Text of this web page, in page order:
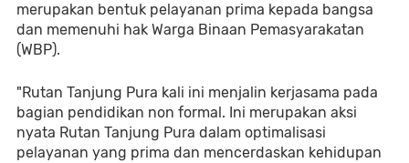
merupakan bentuk pelayanan prima kepada bangsa
dan memenuhi hak Warga Binaan Pemasyarakatan
(WBP).
"Rutan Tanjung Pura kali ini menjalin kerjasama pada
bagian pendidikan non formal. Ini merupakan aksi
nyata Rutan Tanjung Pura dalam optimalisasi
pelayanan yang prima dan mencerdaskan kehidupan